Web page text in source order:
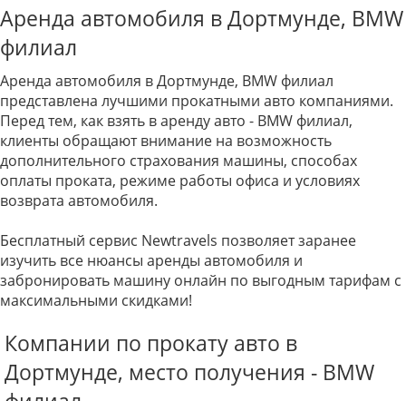
Аренда автомобиля в Дортмунде, BMW
филиал
Аренда автомобиля в Дортмунде, BMW филиал
представлена лучшими прокатными авто компаниями.
Перед тем, как взять в аренду авто - BMW филиал,
клиенты обращают внимание на возможность
дополнительного страхования машины, способах
оплаты проката, режиме работы офиса и условиях
возврата автомобиля.
Бесплатный сервис Newtravels позволяет заранее
изучить все нюансы аренды автомобиля и
забронировать машину онлайн по выгодным тарифам с
максимальными скидками!
Компании по прокату авто в
Дортмунде, место получения - BMW